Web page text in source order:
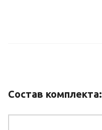
Состав комплекта: